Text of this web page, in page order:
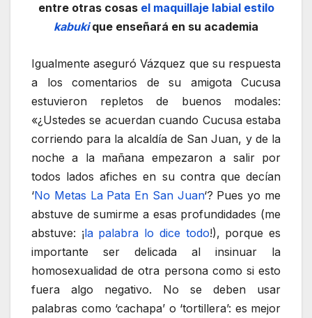
entre otras cosas el maquillaje labial estilo
kabukique enseñará en su academia
Igualmente aseguró Vázquez que su respuesta
a los comentarios de su amigota Cucusa
estuvieron repletos de buenos modales:
«¿Ustedes se acuerdan cuando Cucusa estaba
corriendo para la alcaldía de San Juan, y de la
noche a la mañana empezaron a salir por
todos lados afiches en su contra que decían
‘No Metas La Pata En San Juan‘? Pues yo me
abstuve de sumirme a esas profundidades (me
abstuve: ¡la palabra lo dice todo!), porque es
importante ser delicada al insinuar la
homosexualidad de otra persona como si esto
fuera algo negativo. No se deben usar
palabras como ‘cachapa’ o ‘tortillera’: es mejor